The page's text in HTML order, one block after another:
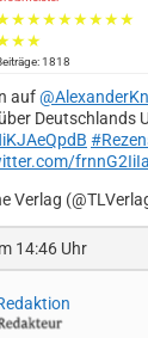
1818
auf
Deutschlands
frnnG2IiIa
Verlag
14:46 Uhr